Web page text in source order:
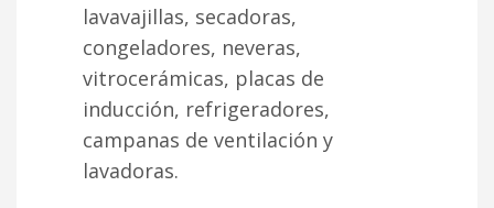
lavavajillas, secadoras,
congeladores, neveras,
vitrocerámicas, placas de
inducción, refrigeradores,
campanas de ventilación y
lavadoras.